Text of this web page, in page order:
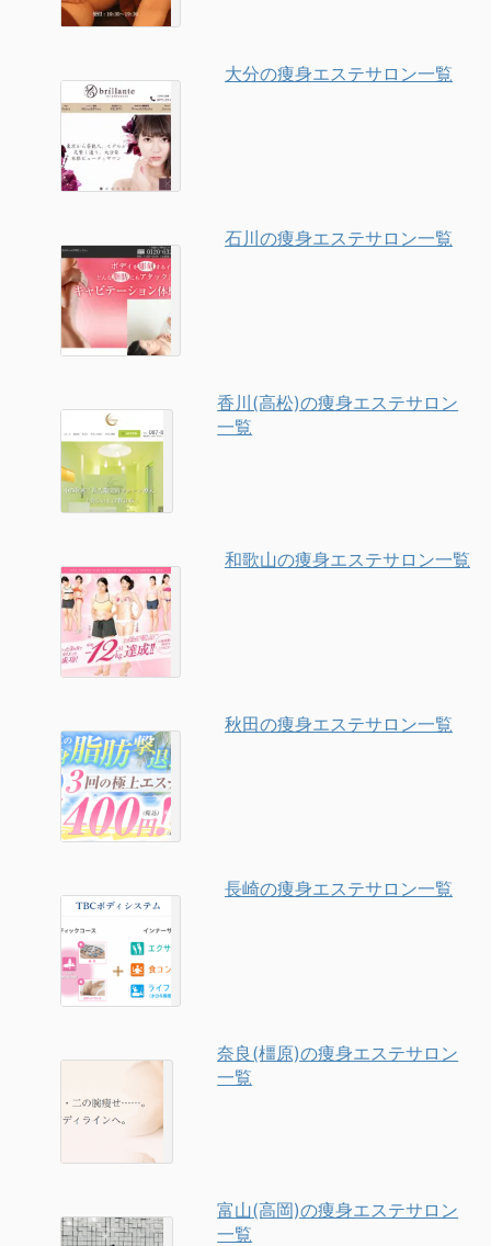
大分の痩身エステサロン一覧
石川の痩身エステサロン一覧
香川(高松)の痩身エステサロン
一覧
和歌山の痩身エステサロン一覧
秋田の痩身エステサロン一覧
長崎の痩身エステサロン一覧
奈良(橿原)の痩身エステサロン
一覧
富山(高岡)の痩身エステサロン
一覧